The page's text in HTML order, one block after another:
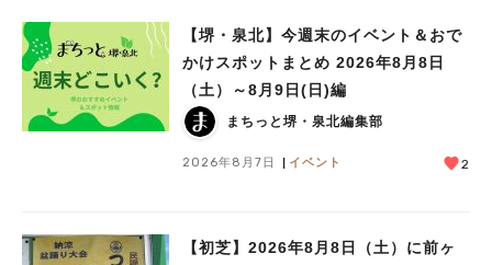
【堺・泉北】今週末のイベント＆おで
かけスポットまとめ 2026年8月8日
（土）～8月9日(日)編
まちっと堺・泉北編集部
2026年8月7日 イベント 2
【初芝】2026年8月8日（土）に前ヶ
#泉ヶ丘駅#栂・美木多駅 #光明池駅#なかもず駅#深井駅#ランチ#カフェ
#あなたはどっち？